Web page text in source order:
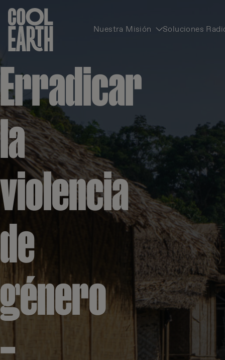
Omitir navegación
Nuestra Misión Soluciones
Erradicar
la
violencia
de
género
–